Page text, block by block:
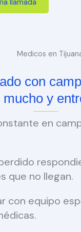
llamada
con
y
en
que no llegan.
con equipo